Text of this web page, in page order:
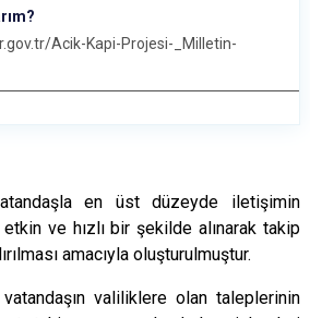
Acik-Kapi-Projesi-_Milletin-
en üst düzeyde iletişimin
ve hızlı bir şekilde alınarak takip
amacıyla oluşturulmuştur.
valiliklere olan taleplerinin